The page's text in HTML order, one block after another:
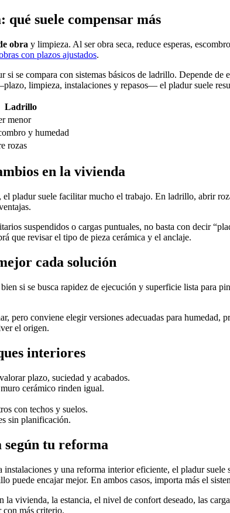
suele compensar más
obra y limpieza. Al ser obra seca, reduce esperas,
con plazos ajustados.
si se compara con sistemas básicos de ladrillo. Depende
limpieza, instalaciones y repasos— el pladur suele
Ladrillo
menor
y humedad
rozas
en la vivienda
pladur suele facilitar mucho el trabajo. En ladrillo, abrir
suspendidos o cargas puntuales, no basta con decir
que revisar el tipo de pieza cerámica y el anclaje.
cada solución
si se busca rapidez de ejecución y superficie lista para
pero conviene elegir versiones adecuadas para
el origen.
interiores
plazo, suciedad y acabados.
cerámico rinden igual.
con techos y suelos.
sin planificación.
tu reforma
y una reforma interior eficiente, el pladur
puede encajar mejor. En ambos casos, importa más el
vivienda, la estancia, el nivel de confort deseado, las
con más criterio.